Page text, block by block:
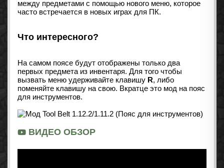
между предметами с помощью нового меню, которое
часто встречается в новых играх для ПК.
Что интересного?
На самом поясе будут отображены только два
первых предмета из инвентаря. Для того чтобы
вызвать меню удерживайте клавишу R, либо
поменяйте клавишу на свою. Вкратце это мод на пояс
для инструментов.
ВИДЕО ОБЗОР